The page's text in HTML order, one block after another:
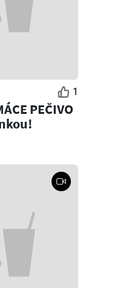
Fresh leták
1
PEČIVO